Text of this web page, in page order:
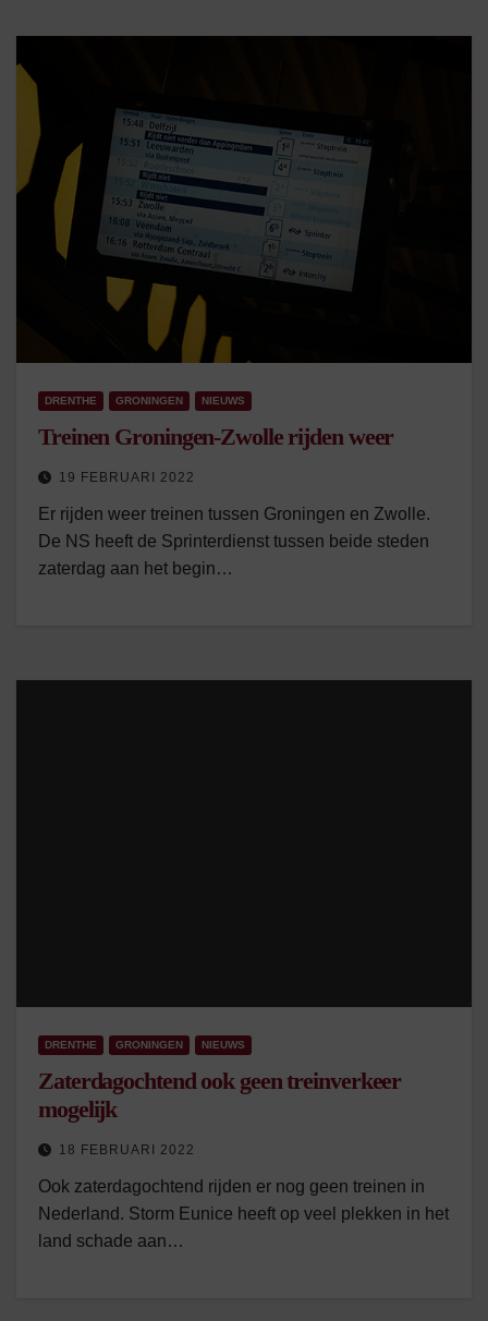
DRENTHE GRONINGEN NIEUWS
Treinen Groningen-Zwolle rijden weer
19 FEBRUARI 2022
Er rijden weer treinen tussen Groningen en Zwolle.
De NS heeft de Sprinterdienst tussen beide steden
zaterdag aan het begin…
DRENTHE GRONINGEN NIEUWS
Zaterdagochtend ook geen treinverkeer
mogelijk
18 FEBRUARI 2022
Ook zaterdagochtend rijden er nog geen treinen in
Nederland. Storm Eunice heeft op veel plekken in het
land schade aan…